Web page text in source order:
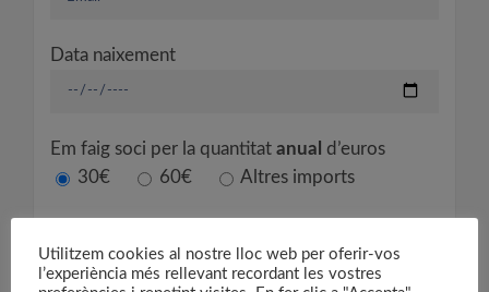
Data naixement
Em faig soci per la quantitat anual d’euros
30€
60€ Altres imports
mitjançant domiciliació bancària:
Utilitzem cookies al nostre lloc web per oferir-vos
l’experiència més rellevant recordant les vostres